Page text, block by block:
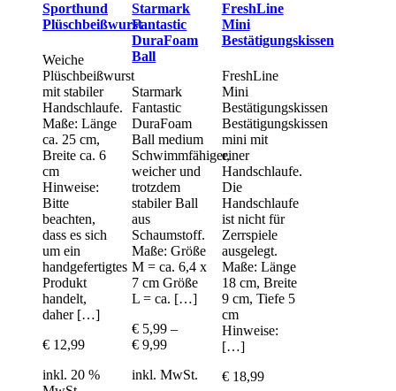
Sporthund
Plüschbeißwurst
Weiche
Plüschbeißwurst
mit stabiler
Handschlaufe.
Maße: Länge
ca. 25 cm,
Breite ca. 6
cm
Hinweise:
Bitte
beachten,
dass es sich
um ein
handgefertigtes
Produkt
handelt,
daher[…]
€ 12,99
inkl. 20 %
Starmark
Fantastic
DuraFoam
Ball
Starmark
Fantastic
DuraFoam
Ball medium
Schwimmfähiger,
weicher und
trotzdem
stabiler Ball
aus
Schaumstoff.
Maße: Größe
M = ca. 6,4 x
7 cm Größe
L = ca. […]
€ 5,99 –
€ 9,99
inkl. MwSt.
FreshLine
Mini
Bestätigungskissen
FreshLine
Mini
Bestätigungskissen
Bestätigungskissen
mini mit
einer
Handschlaufe.
Die
Handschlaufe
ist nicht für
Zerrspiele
ausgelegt.
Maße: Länge
18 cm, Breite
9 cm, Tiefe 5
cm
Hinweise:
[…]
€18,99